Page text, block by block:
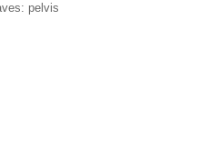
pelvis